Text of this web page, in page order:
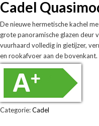
Cadel
De nieuwe hermetische kachel
grote panoramische glazen deur
vuurhaard volledig in gietijzer,
en rookafvoer aan de bovenkant.
Categorie:Cadel